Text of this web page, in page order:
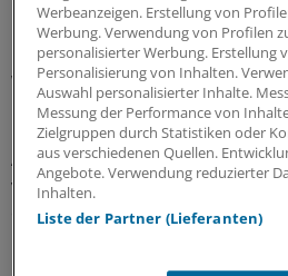
"All diese Möglichkeiten
programmiert werden, eine
werden", erklärt der
ist die Kommunikation auch
natürlicher Sprache. Nutzer
Anweisungen nach einem
versteht Alexa sie nicht. Auch
etwas holprig.
Die Kommunikation mit Alexa
Werbeanzeigen. Erstellung von
Werbung. Verwendung von Profilen
personalisierter Werbung. Erstellung
Personalisierung von Inhalten.
Auswahl personalisierter Inhalte.
Messung der Performance von
Zielgruppen durch Statistiken oder
aus verschiedenen Quellen.
Angebote. Verwendung reduzierter
Inhalten.
Liste der Partner (Lieferanten)